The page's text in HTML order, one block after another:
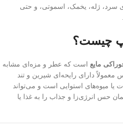
سرد، ژله، یخمک، اسموتی، و حتی
چیست؟
مایع است که عطر و مزه‌ای مشابه
معمولاً دارای رایحه‌ای شیرین و تند
یا میوه‌های استوایی است و می‌تواند
حس انرژی‌زا و جذاب را به غذا یا